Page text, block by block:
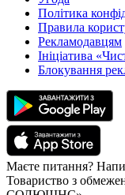
Політика
Правила
Рекламодавцям
Ініціатива
Блокування
Маєте питання?
Товариство з